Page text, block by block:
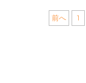
前へ 1